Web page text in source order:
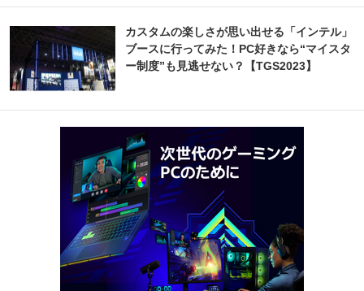
カスタムの楽しさが思い出せる「インテル」
ブースに行ってみた！PC好きなら“マイスタ
ー制度”も見逃せない？【TGS2023】